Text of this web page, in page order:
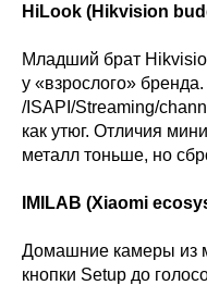
HiLook (Hikvision
Младший брат
у «взрослого»
/ISAPI/Streaming/
как утюг. Отличия
металл тоньше, но
IMILAB (Xiaomi
Домашние камеры из
кнопки Setup до